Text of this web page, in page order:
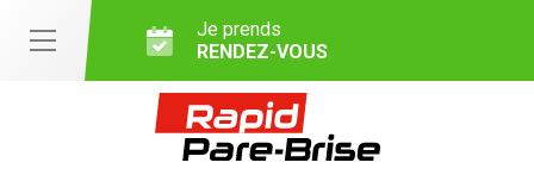
Je prends
RENDEZ-VOUS